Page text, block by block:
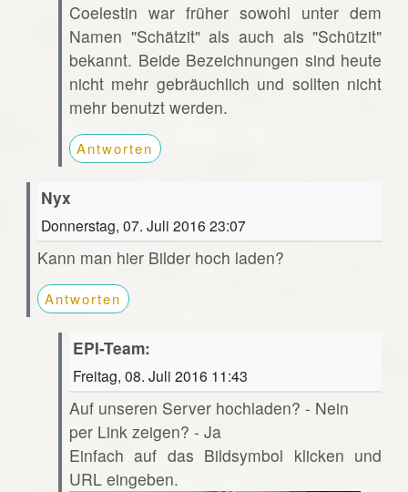
Coelestin war früher sowohl unter dem
Namen "Schätzit" als auch als "Schützit"
bekannt. Beide Bezeichnungen sind heute
nicht mehr gebräuchlich und sollten nicht
mehr benutzt werden.
Antworten
Nyx
Donnerstag, 07. Juli 2016 23:07
Kann man hier Bilder hoch laden?
Antworten
EPI-Team:
Freitag, 08. Juli 2016 11:43
Auf unseren Server hochladen? - Nein
per Link zeigen? - Ja
Einfach auf das Bildsymbol klicken und
URL eingeben.